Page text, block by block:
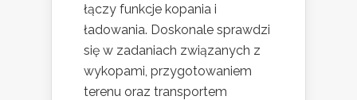
łączy funkcje kopania i
ładowania. Doskonale sprawdzi
się w zadaniach związanych z
wykopami, przygotowaniem
terenu oraz transportem